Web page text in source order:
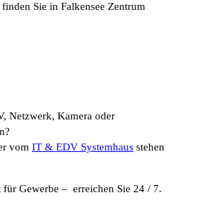
Sie in Falkensee Zentrum
Netzwerk, Kamera oder
vom IT & EDV Systemhaus stehen
Gewerbe – erreichen Sie 24 / 7.